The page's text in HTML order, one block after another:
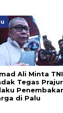
Ali Minta TNI
Tegas
di Palu